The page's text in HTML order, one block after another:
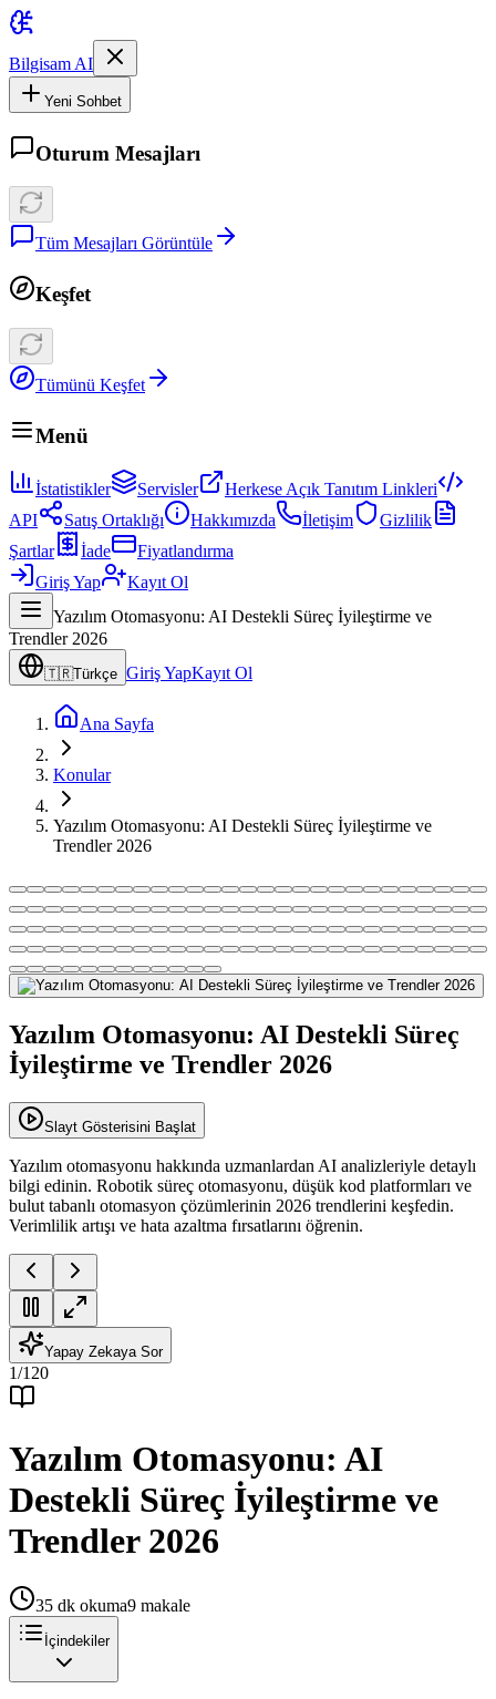
Bilgisam AI
Yeni Sohbet
Oturum Mesajları
Tüm Mesajları Görüntüle
Keşfet
Tümünü Keşfet
Menü
İstatistikler Servisler
Herkese Açık Tanıtım Linkleri
API
Satış Ortaklığı Hakkımızda İletişim
Gizlilik
Şartlar
İade
Fiyatlandırma
Giriş Yap
Kayıt Ol
Yazılım Otomasyonu: AI Destekli Süreç İyileştirme ve
Trendler 2026
🇹🇷Türkçe Giriş YapKayıt Ol
Ana Sayfa
Konular
Yazılım Otomasyonu: AI Destekli Süreç İyileştirme ve
Trendler 2026
Yazılım Otomasyonu: AI Destekli Süreç
İyileştirme ve Trendler 2026
Slayt Gösterisini Başlat
Yazılım otomasyonu hakkında uzmanlardan AI analizleriyle detaylı
bilgi edinin. Robotik süreç otomasyonu, düşük kod platformları ve
bulut tabanlı otomasyon çözümlerinin 2026 trendlerini keşfedin.
Verimlilik artışı ve hata azaltma fırsatlarını öğrenin.
Yapay Zekaya Sor
1/120
Yazılım Otomasyonu: AI
Destekli Süreç İyileştirme ve
Trendler 2026
35 dk okuma9 makale
İçindekiler